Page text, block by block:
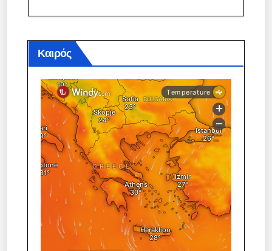
Καιρός